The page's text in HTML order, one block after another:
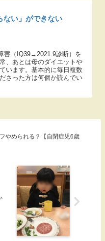
ない」ができない
害（IQ39→2021.9診断）を
、あとは母のダイエットや
います。基本的に毎日複数
さった方は何個か読んでい
やめられる？【自閉症児6歳